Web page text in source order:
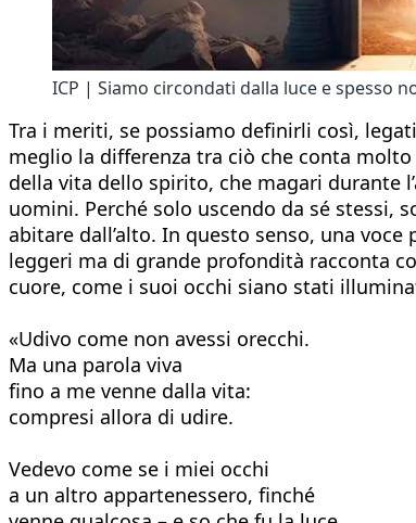
ICP | Siamo circondati dalla luce e spesso
Tra i meriti, se possiamo definirli così,
meglio la differenza tra ciò che conta
della vita dello spirito, che magari durante
uomini. Perché solo uscendo da sé stessi,
abitare dall’alto. In questo senso, una
leggeri ma di grande profondità racconta
cuore, come i suoi occhi siano stati
«Udivo come non avessi orecchi.
Ma una parola viva
fino a me venne dalla vita:
compresi allora di udire.
Vedevo come se i miei occhi
a un altro appartenessero, finché